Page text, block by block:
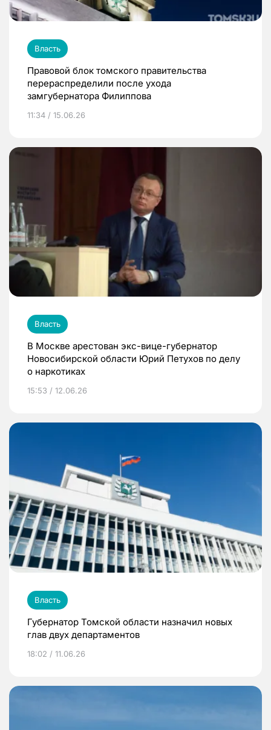
Власть
Правовой блок томского правительства
перераспределили после ухода
замгубернатора Филиппова
11:34 / 15.06.26
Власть
В Москве арестован экс-вице-губернатор
Новосибирской области Юрий Петухов по делу
о наркотиках
15:53 / 12.06.26
Власть
Губернатор Томской области назначил новых
глав двух департаментов
18:02 / 11.06.26